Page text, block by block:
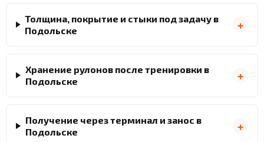
Толщина, покрытие и стыки под задачу в
Подольске
Хранение рулонов после тренировки в
Подольске
Получение через терминал и занос в
Подольске